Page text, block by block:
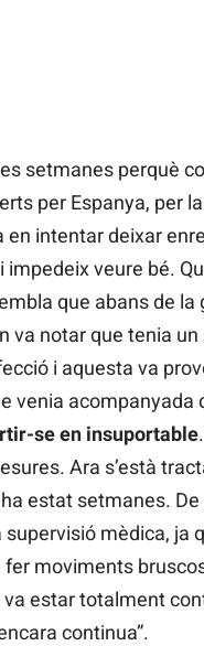
setmanes perquè
per Espanya, per
en intentar deixar
impedeix veure bé.
que abans de la
va notar que tenia un
i aquesta va
venia acompanyada
se en insuportable
Ara s’està
ha estat setmanes.
mèdica, ja
fer moviments
va estar totalment
continua”.